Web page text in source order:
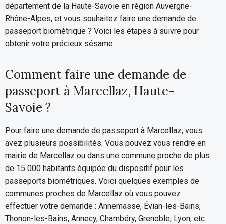
département de la Haute-Savoie en région Auvergne-
Rhône-Alpes, et vous souhaitez faire une demande de
passeport biométrique ? Voici les étapes à suivre pour
obtenir votre précieux sésame.
Comment faire une demande de
passeport à Marcellaz, Haute-
Savoie ?
Pour faire une demande de passeport à Marcellaz, vous
avez plusieurs possibilités. Vous pouvez vous rendre en
mairie de Marcellaz ou dans une commune proche de plus
de 15 000 habitants équipée du dispositif pour les
passeports biométriques. Voici quelques exemples de
communes proches de Marcellaz où vous pouvez
effectuer votre demande : Annemasse, Évian-les-Bains,
Thonon-les-Bains, Annecy, Chambéry, Grenoble, Lyon, etc.